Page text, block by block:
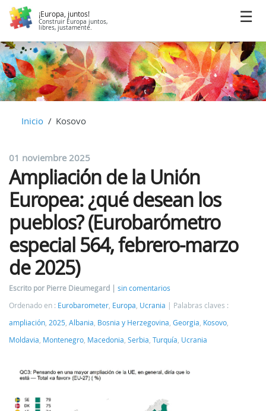
¡Europa, juntos!
Construir Europa juntos,
libres, justamente.
Inicio Kosovo
01 noviembre 2025
Ampliación de la Unión
Europea: ¿qué desean los
pueblos? (Eurobarómetro
especial 564, febrero-marzo
de 2025)
Escrito por Pierre Dieumegard
sin comentarios
Ordenado en : Eurobarometer Europa Ucrania
Palabras claves :
ampliación 2025 Albania Bosnia y Herzegovina Georgia Kosovo
Moldavia Montenegro Macedonia Serbia Turquía Ucrania